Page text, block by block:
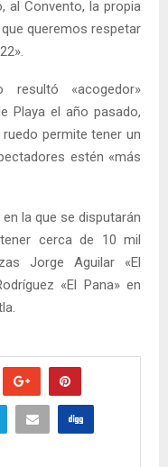
al Convento, la propia
queremos respetar
resultó «acogedor»
Playa el año pasado,
permite tener un
estén «más
la que se disputarán
cerca de 10 mil
Jorge Aguilar «El
«El Pana» en